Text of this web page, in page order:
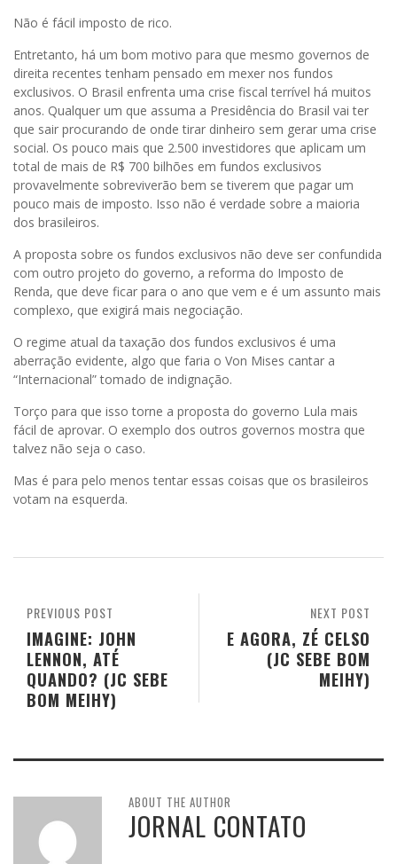
Não é fácil imposto de rico.
Entretanto, há um bom motivo para que mesmo governos de
direita recentes tenham pensado em mexer nos fundos
exclusivos. O Brasil enfrenta uma crise fiscal terrível há muitos
anos. Qualquer um que assuma a Presidência do Brasil vai ter
que sair procurando de onde tirar dinheiro sem gerar uma crise
social. Os pouco mais que 2.500 investidores que aplicam um
total de mais de R$ 700 bilhões em fundos exclusivos
provavelmente sobreviverão bem se tiverem que pagar um
pouco mais de imposto. Isso não é verdade sobre a maioria
dos brasileiros.
A proposta sobre os fundos exclusivos não deve ser confundida
com outro projeto do governo, a reforma do Imposto de
Renda, que deve ficar para o ano que vem e é um assunto mais
complexo, que exigirá mais negociação.
O regime atual da taxação dos fundos exclusivos é uma
aberração evidente, algo que faria o Von Mises cantar a
“Internacional” tomado de indignação.
Torço para que isso torne a proposta do governo Lula mais
fácil de aprovar. O exemplo dos outros governos mostra que
talvez não seja o caso.
Mas é para pelo menos tentar essas coisas que os brasileiros
votam na esquerda.
NEXT POST
E AGORA, ZÉ CELSO
(JC SEBE BOM
MEIHY)
PREVIOUS POST
IMAGINE: JOHN
LENNON, ATÉ
QUANDO? (JC SEBE
BOM MEIHY)
ABOUT THE AUTHOR
JORNAL CONTATO